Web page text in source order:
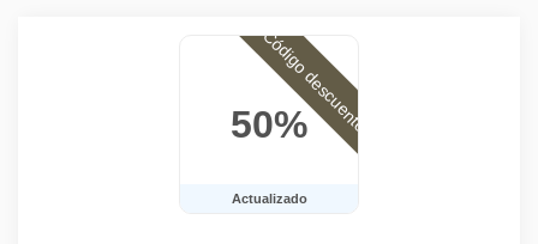
50%
Actualizado
Código descuento